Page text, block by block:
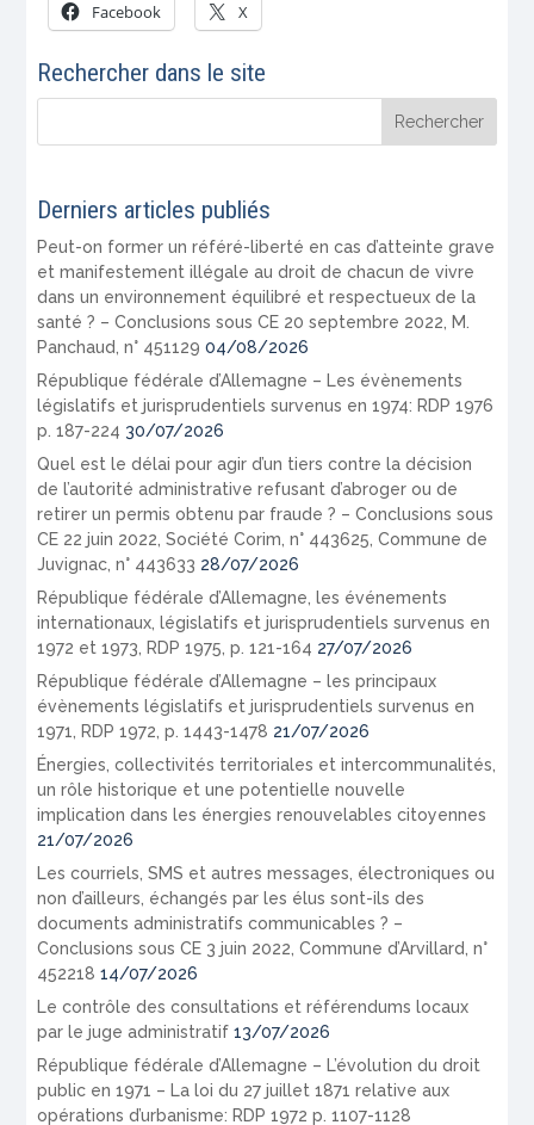
Facebook X
Rechercher dans le site
Derniers articles publiés
Peut-on former un référé-liberté en cas d’atteinte grave
et manifestement illégale au droit de chacun de vivre
dans un environnement équilibré et respectueux de la
santé ? – Conclusions sous CE 20 septembre 2022, M.
Panchaud, n° 451129 04/08/2026
République fédérale d’Allemagne – Les évènements
législatifs et jurisprudentiels survenus en 1974: RDP 1976
p. 187-224 30/07/2026
Quel est le délai pour agir d’un tiers contre la décision
de l’autorité administrative refusant d’abroger ou de
retirer un permis obtenu par fraude ? – Conclusions sous
CE 22 juin 2022, Société Corim, n° 443625, Commune de
Juvignac, n° 443633 28/07/2026
République fédérale d’Allemagne, les événements
internationaux, législatifs et jurisprudentiels survenus en
1972 et 1973, RDP 1975, p. 121-164 27/07/2026
République fédérale d’Allemagne – les principaux
évènements législatifs et jurisprudentiels survenus en
1971, RDP 1972, p. 1443-1478 21/07/2026
Énergies, collectivités territoriales et intercommunalités,
un rôle historique et une potentielle nouvelle
implication dans les énergies renouvelables citoyennes
21/07/2026
Les courriels, SMS et autres messages, électroniques ou
non d’ailleurs, échangés par les élus sont-ils des
documents administratifs communicables ? –
Conclusions sous CE 3 juin 2022, Commune d’Arvillard, n°
452218 14/07/2026
Le contrôle des consultations et référendums locaux
par le juge administratif 13/07/2026
République fédérale d’Allemagne – L’évolution du droit
public en 1971 – La loi du 27 juillet 1871 relative aux
opérations d’urbanisme: RDP 1972 p. 1107-1128